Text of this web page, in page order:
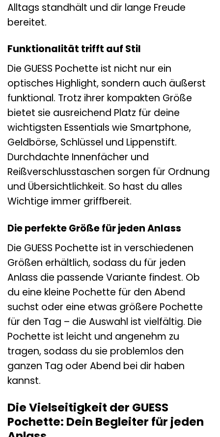
Alltags standhält und dir lange Freude
bereitet.
Funktionalität trifft auf Stil
Die GUESS Pochette ist nicht nur ein
optisches Highlight, sondern auch äußerst
funktional. Trotz ihrer kompakten Größe
bietet sie ausreichend Platz für deine
wichtigsten Essentials wie Smartphone,
Geldbörse, Schlüssel und Lippenstift.
Durchdachte Innenfächer und
Reißverschlusstaschen sorgen für Ordnung
und Übersichtlichkeit. So hast du alles
Wichtige immer griffbereit.
Die perfekte Größe für jeden Anlass
Die GUESS Pochette ist in verschiedenen
Größen erhältlich, sodass du für jeden
Anlass die passende Variante findest. Ob
du eine kleine Pochette für den Abend
suchst oder eine etwas größere Pochette
für den Tag – die Auswahl ist vielfältig. Die
Pochette ist leicht und angenehm zu
tragen, sodass du sie problemlos den
ganzen Tag oder Abend bei dir haben
kannst.
Die Vielseitigkeit der GUESS
Pochette: Dein Begleiter für jeden